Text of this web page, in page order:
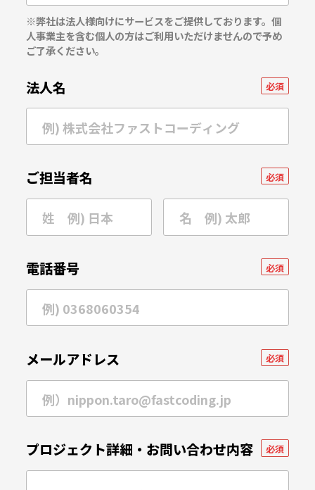
※弊社は法人様向けにサービスをご提供しております。個
人事業主を含む個人の方はご利用いただけませんので予め
ご了承ください。
法人名 必須
ご担当者名 必須
電話番号 必須
メールアドレス 必須
プロジェクト詳細・ お問い合わせ内容 必須